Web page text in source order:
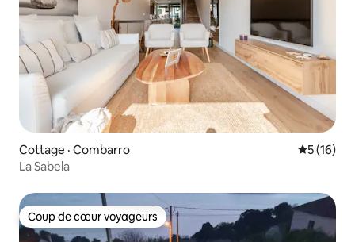
Cottage · Combarro Note
5 (16)
La Sabela
Coup de cœur voyageurs
Coup de cœur voyageurs